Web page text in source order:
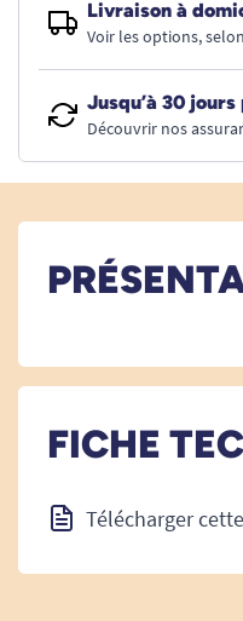
Livraison à
Voir les options,
Jusqu’à 30
Découvrir nos
FICHE
Télécharger